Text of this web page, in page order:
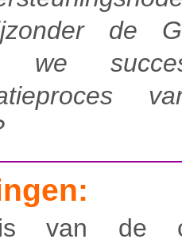
de
we
van de